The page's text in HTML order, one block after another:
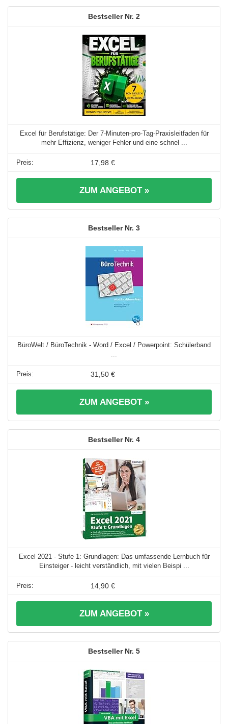
2
Excel für Berufstätige: Der 7-Minuten-pro-Tag-Praxisleitfaden für
mehr Effizienz, weniger Fehler und eine schnel ...
17,98 €
ZUM ANGEBOT »
3
BüroWelt / BüroTechnik - Word / Excel / Powerpoint: Schülerband
...
31,50 €
ZUM ANGEBOT »
4
Excel 2021 - Stufe 1: Grundlagen: Das umfassende Lernbuch für
Einsteiger - leicht verständlich, mit vielen Beispi ...
14,90 €
ZUM ANGEBOT »
5